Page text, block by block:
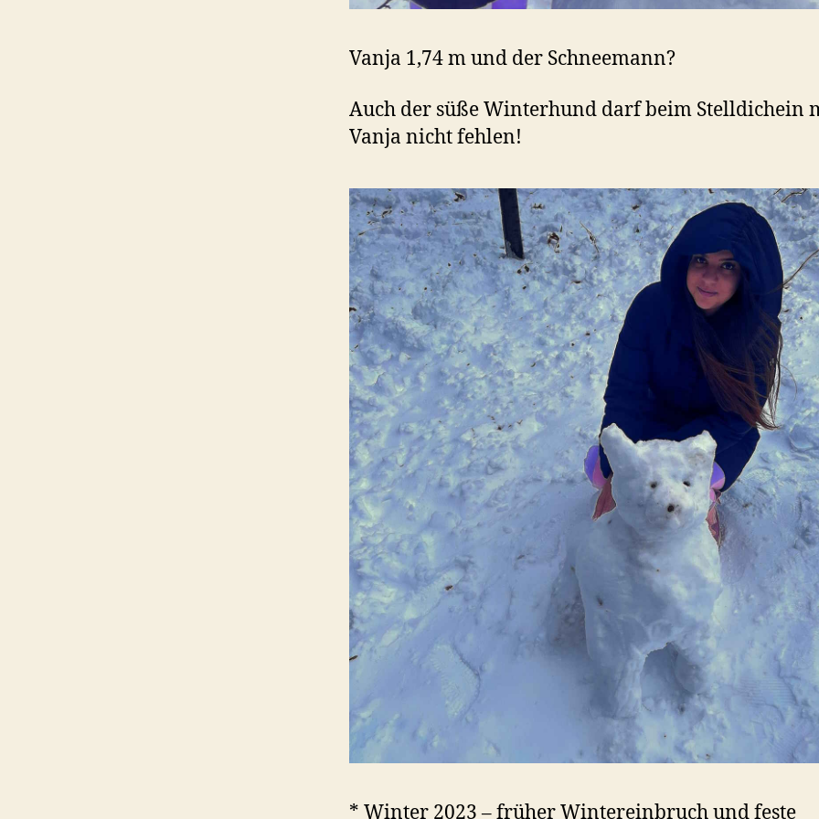
Vanja 1,74 m und der Schneemann?
Auch der süße Winterhund darf beim Stelldichein
Vanja nicht fehlen!
* Winter 2023 – früher Wintereinbruch und feste